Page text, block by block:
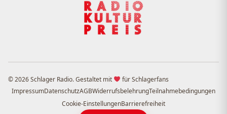
© 2026 Schlager Radio. Gestaltet mit
für Schlagerfans
ImpressumDatenschutzAGBWiderrufsbelehrungTeilnahmebedingungen
Cookie-EinstellungenBarrierefreiheit